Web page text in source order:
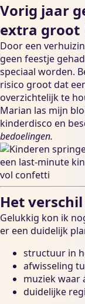
Vorig jaar
extra groot
Door een
geen feestje
speciaal worden.
risico groot dat
overzichtelijk te
Marian las mijn
kinderdisco en
bedoelingen.
Het
Gelukkig kon ik
er een duidelijk
structuur in
afwisseling
muziek waar
duidelijke